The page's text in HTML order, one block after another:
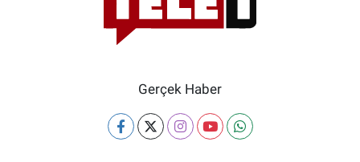
Gerçek Haber